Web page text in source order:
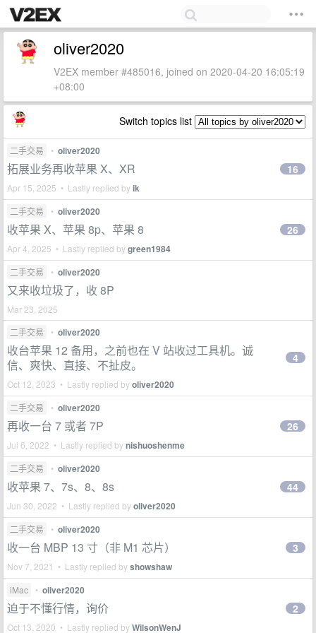
oliver2020
V2EX member #485016, joined on 2020-04-20 16:05:19
+08:00
Switch topics list
二手交易 • oliver2020
拓展业务再收苹果 X、XR
Apr 15, 2025 • Lastly replied byik
16
二手交易 • oliver2020
收苹果 X、苹果 8p、苹果 8
Apr 4, 2025 • Lastly replied bygreen1984
26
二手交易 • oliver2020
又来收垃圾了，收 8P
Mar 23, 2025
二手交易
• oliver2020
收台苹果 12 备用，之前也在 V 站收过工具机。诚
信、爽快、直接、不扯皮。
Oct 12, 2023 • Lastly replied byoliver2020
4
二手交易 • oliver2020
再收一台 7 或者 7P
Jul 6, 2022 • Lastly replied bynishuoshenme
26
二手交易 • oliver2020
收苹果 7、7s、8、8s
Jun 30, 2022 • Lastly replied byoliver2020
44
二手交易 • oliver2020
收一台 MBP 13 寸（非 M1 芯片）
Nov 7, 2021 • Lastly replied byshowshaw
3
iMac • oliver2020
迫于不懂行情，询价
Oct 13, 2020 • Lastly replied byWilsonWenJ
2